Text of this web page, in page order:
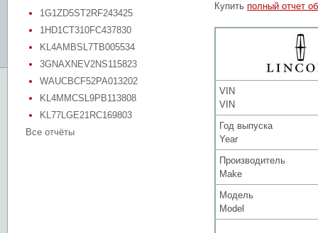
1G1ZD5ST2RF243425
1HD1CT310FC437830
KL4AMBSL7TB005534
3GNAXNEV2NS115823
WAUCBCF52PA013202
KL4MMCSL9PB113808
KL77LGE21RC169803
Все отчёты
Купить полный отчет
VIN
VIN
Год выпуска
Year
Производитель
Make
Модель
Model